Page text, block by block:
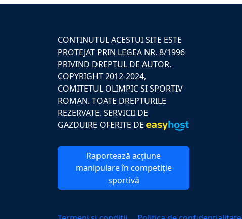
CONTINUTUL ACESTUI SITE ESTE
PROTEJAT PRIN LEGEA NR. 8/1996
PRIVIND DREPTUL DE AUTOR.
COPYRIGHT 2012-2024,
COMITETUL OLIMPIC SI SPORTIV
ROMAN. TOATE DREPTURILE
REZERVATE. SERVICII DE
GAZDUIRE OFERITE DE
Raportează acțiune
manipulare în competiție
sportivă